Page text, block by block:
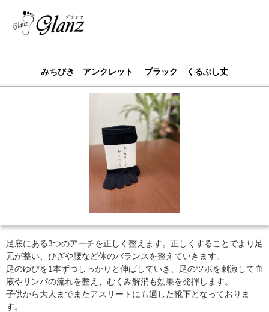
みちびき アンクレット ブラック くるぶし丈
足底にある3つのアーチを正しく整えます。正しくすることでより足
元が整い、ひざや腰など体のバランスを整えていきます。
足のゆびを1本ずつしっかりと伸ばしていき、足のツボを刺激して血
液やリンパの流れを整え、むくみ解消も効果を発揮します。
子供から大人までまたアスリートにも適した靴下となっておりま
す。